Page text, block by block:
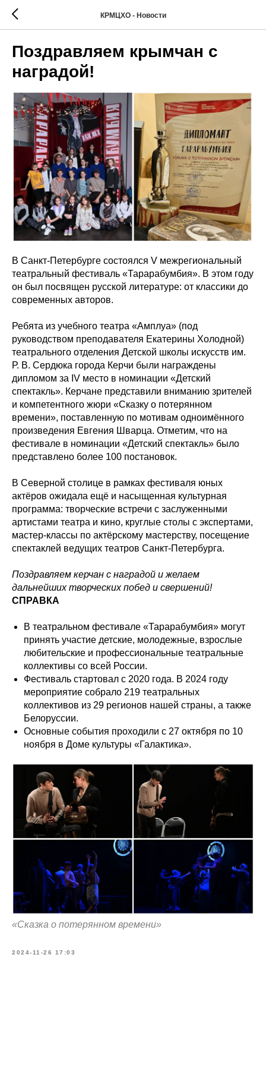
КРМЦХО - Новости
Поздравляем крымчан с
наградой!
В Санкт-Петербурге состоялся V межрегиональный
театральный фестиваль «Тарарабумбия». В этом году
он был посвящен русской литературе: от классики до
современных авторов.
Ребята из учебного театра «Амплуа» (под
руководством преподавателя Екатерины Холодной)
театрального отделения Детской школы искусств им.
Р. В. Сердюка города Керчи были награждены
дипломом за IV место в номинации «Детский
спектакль». Керчане представили вниманию зрителей
и компетентного жюри «Сказку о потерянном
времени», поставленную по мотивам одноимённого
произведения Евгения Шварца. Отметим, что на
фестивале в номинации «Детский спектакль» было
представлено более 100 постановок.
В Северной столице в рамках фестиваля юных
актёров ожидала ещё и насыщенная культурная
программа: творческие встречи с заслуженными
артистами театра и кино, круглые столы с экспертами,
мастер-классы по актёрскому мастерству, посещение
спектаклей ведущих театров Санкт-Петербурга.
Поздравляем керчан с наградой и желаем
дальнейших творческих побед и свершений!
СПРАВКА
В театральном фестивале «Тарарабумбия» могут
принять участие детские, молодежные, взрослые
любительские и профессиональные театральные
коллективы со всей России.
Фестиваль стартовал с 2020 года. В 2024 году
мероприятие собрало 219 театральных
коллективов из 29 регионов нашей страны, а также
Белоруссии.
Основные события проходили с 27 октября по 10
ноября в Доме культуры «Галактика».
«Сказка о потерянном времени»
2024-11-26 17:03